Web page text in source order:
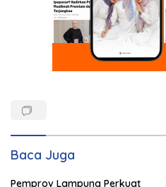
Baca Juga
Pemprov Lampung Perkuat